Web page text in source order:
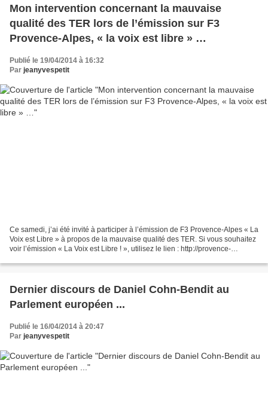
Mon intervention concernant la mauvaise
qualité des TER lors de l’émission sur F3
Provence-Alpes, « la voix est libre » …
Publié le 19/04/2014 à 16:32
Par jeanyvespetit
Ce samedi, j’ai été invité à participer à l’émission de F3 Provence-Alpes « La
Voix est Libre » à propos de la mauvaise qualité des TER. Si vous souhaitez
voir l’émission « La Voix est Libre ! », utilisez le lien : http://provence-
Dernier discours de Daniel Cohn-Bendit au
Parlement européen ...
Publié le 16/04/2014 à 20:47
Par jeanyvespetit